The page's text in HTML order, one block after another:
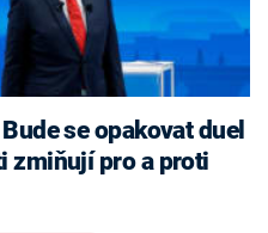
zmiňují pro a proti